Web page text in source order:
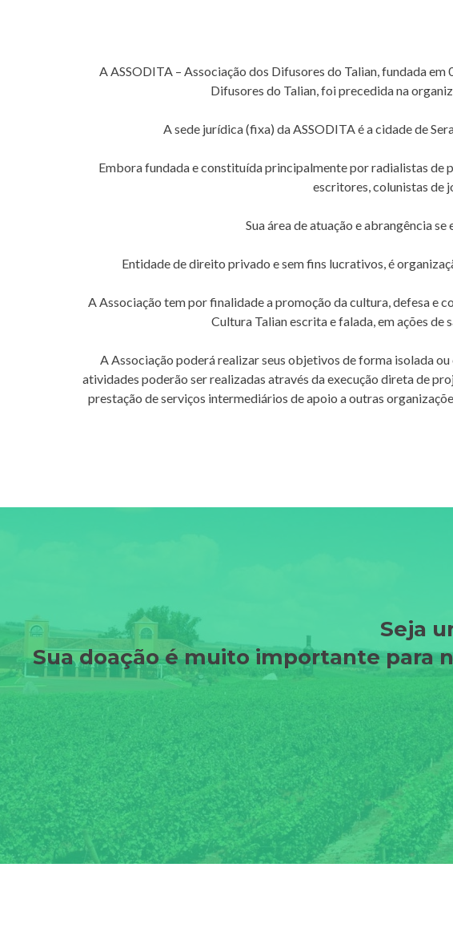
A ASSODITA – Associação dos Difusores do Talian, fundada
Difusores do Talian, foi precedida na
A sede jurídica (fixa) da ASSODITA é a cidade de
Embora fundada e constituída principalmente por radialistas de
escritores, colunistas de
Sua área de atuação e abrangência
Entidade de direito privado e sem fins lucrativos, é
A Associação tem por finalidade a promoção da cultura, defesa e
Cultura Talian escrita e falada, em ações
A Associação poderá realizar seus objetivos de forma isolada
atividades poderão ser realizadas através da execução direta de
prestação de serviços intermediários de apoio a outras
Seja
Sua doação é muito importante para